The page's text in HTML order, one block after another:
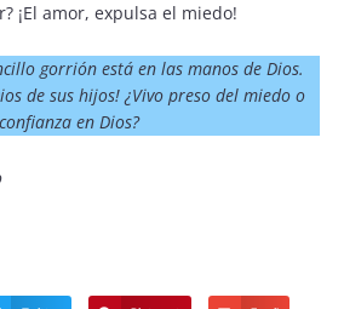
¡El amor, expulsa el miedo!
gorrión está en las manos de Dios.
de sus hijos! ¿Vivo preso del miedo o
en Dios?